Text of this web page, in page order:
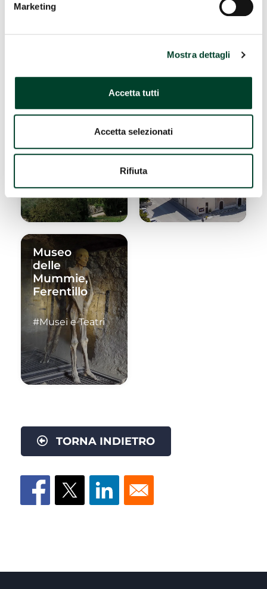
Marketing
Mostra dettagli
Accetta tutti
Accetta selezionati
Rifiuta
DOVE DORMIRE
in Valle,
#Luoghi dello
Ferentillo
#Nei dintorni
Museo
delle
Mummie,
Ferentillo
#Musei e Teatri
TORNA INDIETRO